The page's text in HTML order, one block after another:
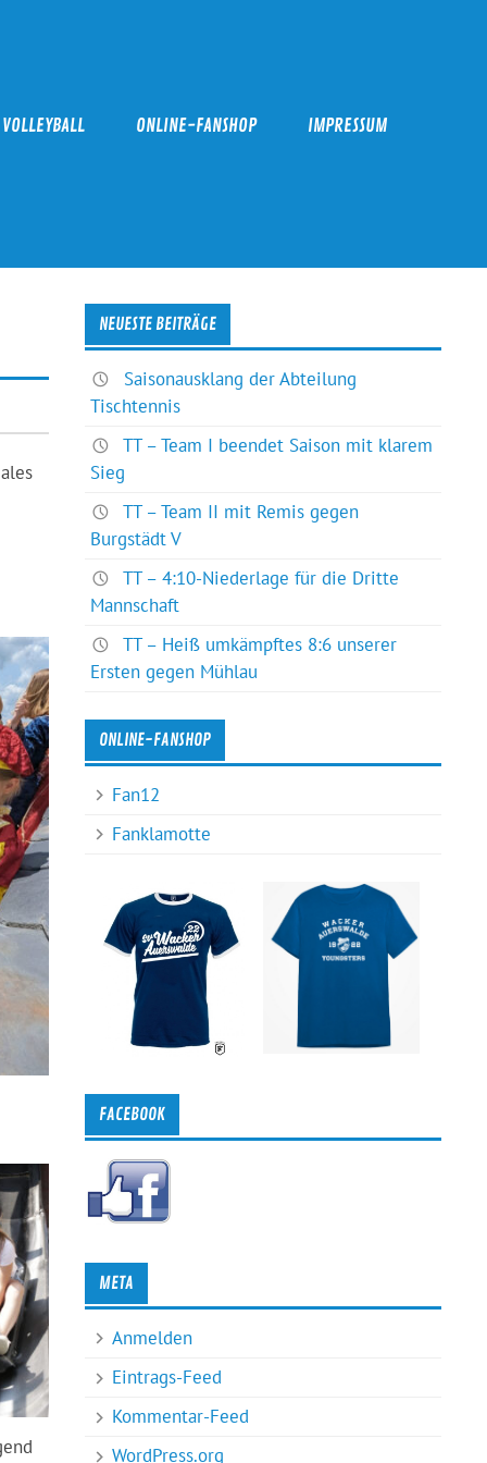
VOLLEYBALL ONLINE-FANSHOP IMPRESSUM
NEUESTE BEITRÄGE
Saisonausklang der Abteilung
Tischtennis
TT – Team I beendet Saison mit klarem
Sieg
TT – Team II mit Remis gegen
Burgstädt V
TT – 4:10-Niederlage für die Dritte
Mannschaft
TT – Heiß umkämpftes 8:6 unserer
Ersten gegen Mühlau
ONLINE-FANSHOP
Fan12
Fanklamotte
FACEBOOK
META
Anmelden
Eintrags-Feed
Kommentar-Feed
WordPress.org